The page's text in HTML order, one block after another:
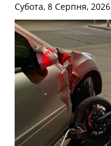
Субота, 8 Серпня, 2026